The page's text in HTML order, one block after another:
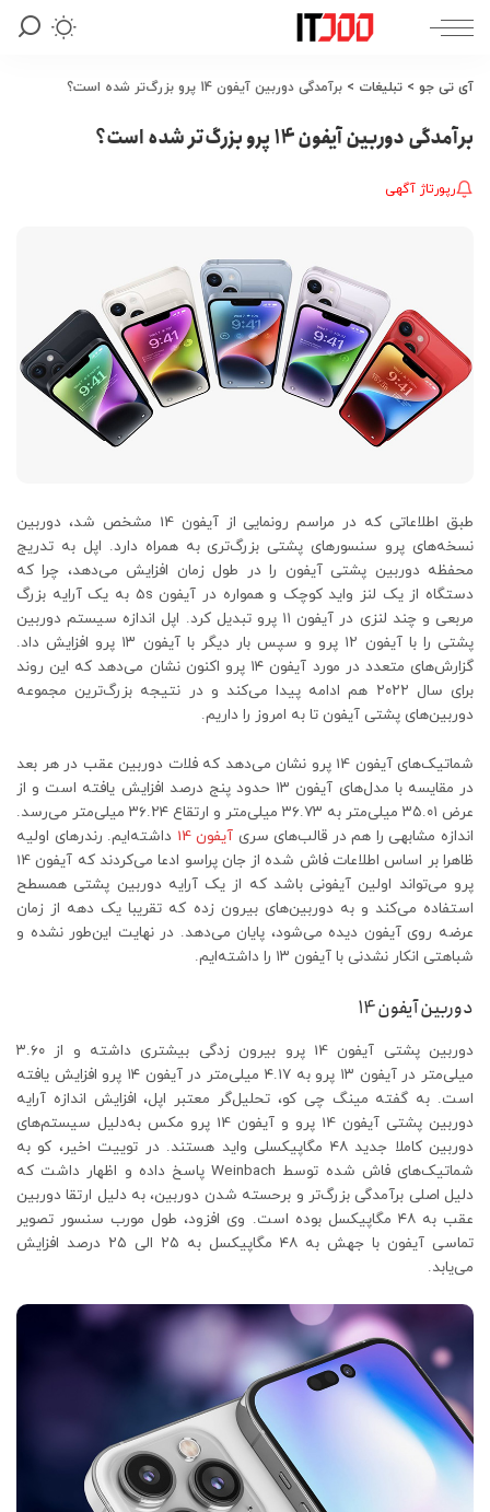
آی تی جو > تبلیغات > برآمدگی دوربین آیفون 14 پرو بزرگ‌تر شده است؟
برآمدگی دوربین آیفون 14 پرو بزرگ‌تر شده است؟
رپورتاژ آگهی
طبق اطلاعاتی که در مراسم رونمایی از آیفون 14 مشخص شد، دوربین
نسخه‌های پرو سنسورهای پشتی بزرگ‌تری به همراه دارد. اپل به تدریج
محفظه دوربین پشتی آیفون را در طول زمان افزایش می‌دهد، چرا که
دستگاه از یک لنز واید کوچک و همواره در آیفون 5s به یک آرایه بزرگ
مربعی و چند لنزی در آیفون ۱۱ پرو تبدیل کرد. اپل اندازه سیستم دوربین
پشتی را با آیفون ۱۲ پرو و سپس بار دیگر با آیفون ۱۳ پرو افزایش داد.
گزارش‌های متعدد در مورد آیفون ۱۴ پرو اکنون نشان می‌دهد که این روند
برای سال ۲۰۲۲ هم ادامه پیدا می‌کند و در نتیجه بزرگ‌ترین مجموعه
دوربین‌های پشتی آیفون تا به امروز را داریم.
شماتیک‌های آیفون 14 پرو نشان می‌دهد که فلات دوربین عقب در هر بعد
در مقایسه با مدل‌های آیفون ۱۳ حدود پنج درصد افزایش یافته است و از
عرض ۳۵.۰۱ میلی‌متر به ۳۶.۷۳ میلی‌متر و ارتقاع ۳۶.۲۴ میلی‌متر می‌رسد.
اندازه مشابهی را هم در قالب‌های سری آیفون 14
داشته‌ایم. رندرهای اولیه
ظاهرا بر اساس اطلاعات فاش شده از جان پراسو ادعا می‌کردند که آیفون 14
پرو می‌تواند اولین آیفونی باشد که از یک آرایه دوربین پشتی همسطح
استفاده می‌کند و به دوربین‌های بیرون زده که تقریبا یک دهه از زمان
عرضه روی آیفون دیده می‌شود، پایان می‌دهد. در نهایت این‌طور نشده و
شباهتی انکار نشدنی با آیفون ۱۳ را داشته‌ایم.
دوربین آیفون 14
دوربین پشتی آیفون 14 پرو بیرون زدگی بیشتری داشته و از ۳.۶۰
میلی‌متر در آیفون ۱۳ پرو به ۴.۱۷ میلی‌متر در آیفون ۱۴ پرو افزایش یافته
است. به گفته مینگ چی کو، تحلیل‌گر معتبر اپل، افزایش اندازه آرایه
دوربین پشتی آیفون 14 پرو و آیفون 14 پرو مکس به‌دلیل سیستم‌های
دوربین کاملا جدید ۴۸ مگاپیکسلی واید هستند. در توییت اخیر، کو به
شماتیک‌های فاش شده توسط Weinbach پاسخ داده و اظهار داشت که
دلیل اصلی برآمدگی بزرگ‌تر و برحسته شدن دوربین، به دلیل ارتقا دوربین
عقب به ۴۸ مگاپیکسل بوده است. وی افزود، طول مورب سنسور تصویر
تماسی آیفون با جهش به ۴۸ مگاپیکسل به ۲۵ الی ۲۵ درصد افزایش
می‌یابد.